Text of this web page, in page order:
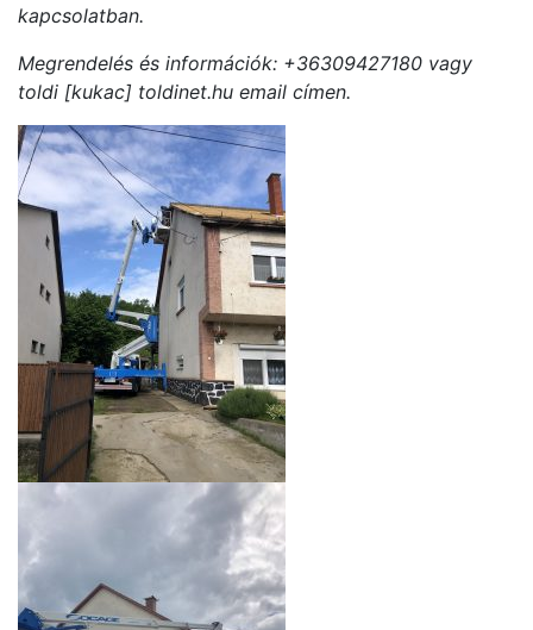
kapcsolatban.
Megrendelés és információk: +36309427180 vagy
toldi [kukac] toldinet.hu email címen.